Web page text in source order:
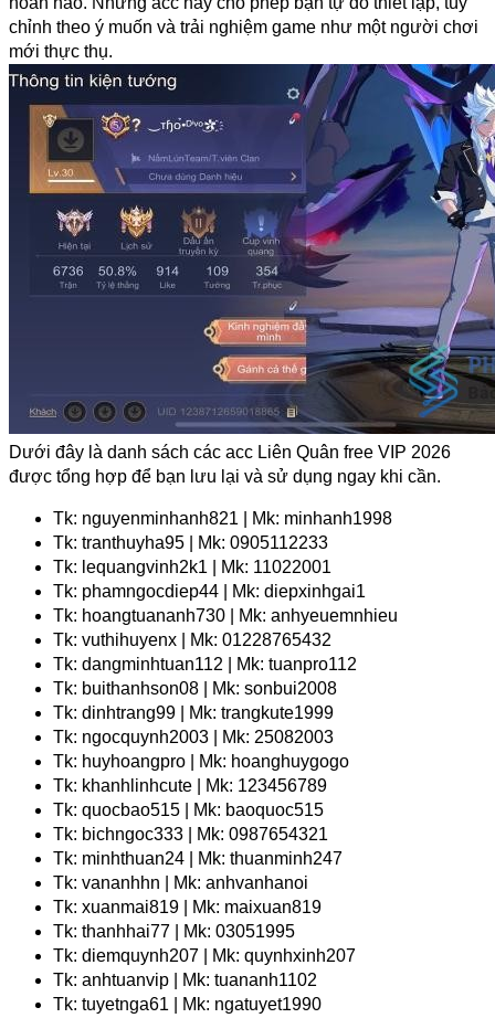
chỉnh theo ý muốn và trải nghiệm game như một người chơi
mới thực thụ.
Dưới đây là danh sách các acc Liên Quân free VIP 2026
được tổng hợp để bạn lưu lại và sử dụng ngay khi cần.
Tk: nguyenminhanh821 | Mk: minhanh1998
Tk: tranthuyha95 | Mk: 0905112233
Tk: lequangvinh2k1 | Mk: 11022001
Tk: phamngocdiep44 | Mk: diepxinhgai1
Tk: hoangtuananh730 | Mk: anhyeuemnhieu
Tk: vuthihuyenx | Mk: 01228765432
Tk: dangminhtuan112 | Mk: tuanpro112
Tk: buithanhson08 | Mk: sonbui2008
Tk: dinhtrang99 | Mk: trangkute1999
Tk: ngocquynh2003 | Mk: 25082003
Tk: huyhoangpro | Mk: hoanghuygogo
Tk: khanhlinhcute | Mk: 123456789
Tk: quocbao515 | Mk: baoquoc515
Tk: bichngoc333 | Mk: 0987654321
Tk: minhthuan24 | Mk: thuanminh247
Tk: vananhhn | Mk: anhvanhanoi
Tk: xuanmai819 | Mk: maixuan819
Tk: thanhhai77 | Mk: 03051995
Tk: diemquynh207 | Mk: quynhxinh207
Tk: anhtuanvip | Mk: tuananh1102
Tk: tuyetnga61 | Mk: ngatuyet1990